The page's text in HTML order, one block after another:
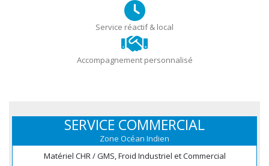
Service réactif & local
Accompagnement personnalisé
SERVICE COMMERCIAL
Zone Océan Indien
Matériel CHR / GMS, Froid Industriel et Commercial